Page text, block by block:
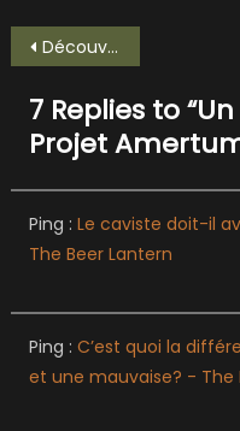
Navigation
de
l’article
Découverte de la Brasserie Rubé!
7 Replies to “
Projet
Ping : Le caviste doit-il
The Beer Lantern
Ping : C’est quoi la
et une mauvaise? - The